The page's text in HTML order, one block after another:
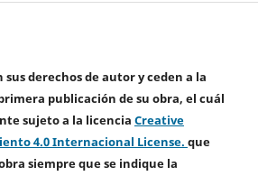
sus derechos de autor y ceden a la
publicación de su obra, el cuál
sujeto a la licencia Creative
4.0 Internacional License. que
siempre que se indique la